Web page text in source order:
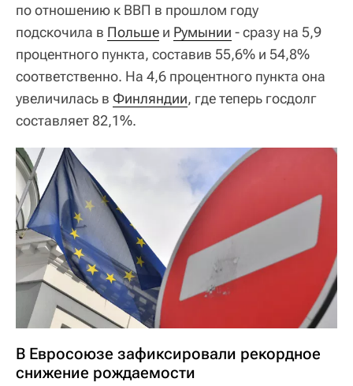
по отношению к ВВП в прошлом году
подскочила в Польше и Румынии - сразу на 5,9
процентного пункта, составив 55,6% и 54,8%
соответственно. На 4,6 процентного пункта она
увеличилась в Финляндии, где теперь госдолг
составляет 82,1%.
В Евросоюзе зафиксировали рекордное
снижение рождаемости